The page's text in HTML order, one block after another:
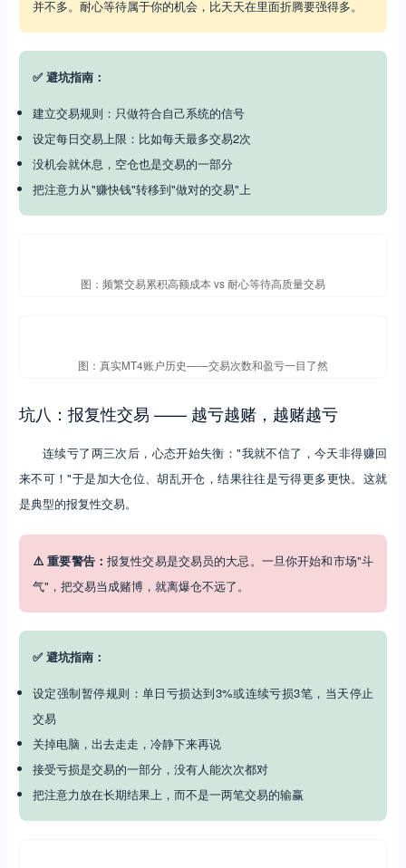
并不多。耐心等待属于你的机会，比天天在里面折腾要强得多。
✅ 避坑指南：
建立交易规则：只做符合自己系统的信号
设定每日交易上限：比如每天最多交易2次
没机会就休息，空仓也是交易的一部分
把注意力从"赚快钱"转移到"做对的交易"上
图：频繁交易累积高额成本 vs 耐心等待高质量交易
图：真实MT4账户历史——交易次数和盈亏一目了然
坑八：报复性交易 —— 越亏越赌，越赌越亏
连续亏了两三次后，心态开始失衡："我就不信了，今天非得赚回
来不可！"于是加大仓位、胡乱开仓，结果往往是亏得更多更快。这就
是典型的报复性交易。
⚠️ 重要警告： 报复性交易是交易员的大忌。一旦你开始和市场"斗
气"，把交易当成赌博，就离爆仓不远了。
✅ 避坑指南：
设定强制暂停规则：单日亏损达到3%或连续亏损3笔，当天停止
交易
关掉电脑，出去走走，冷静下来再说
接受亏损是交易的一部分，没有人能次次都对
把注意力放在长期结果上，而不是一两笔交易的输赢